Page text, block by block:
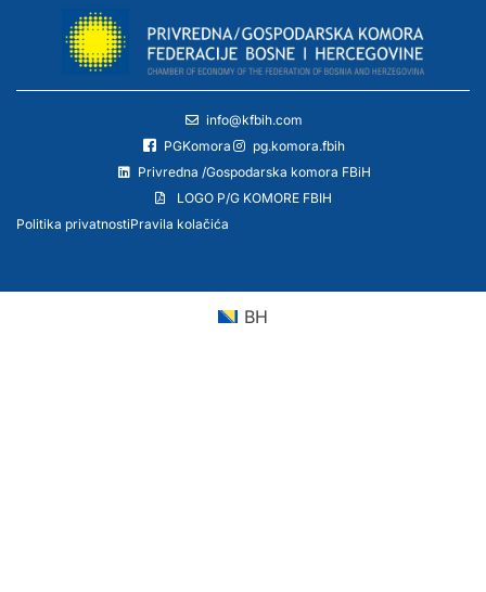
info@kfbih.com
PGKomora
pg.komora.fbih
Privredna /Gospodarska komora FBiH
LOGO P/G KOMORE FBIH
Politika privatnostiPravila kolačića
BH